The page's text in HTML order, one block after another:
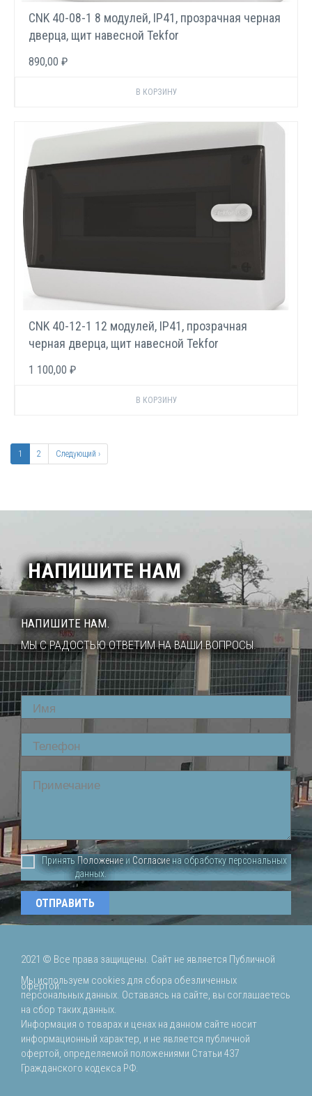
CNK 40-08-1 8 модулей, IP41, прозрачная черная
дверца, щит навесной Tekfor
890,00 ₽
CNK 40-12-1 12 модулей, IP41, прозрачная
черная дверца, щит навесной Tekfor
1 100,00 ₽
Нумерация
страниц
Текущая
страница
1 Page
2
Следующая
страница
Следующий ›
НАПИШИТЕ НАМ
НАПИШИТЕ НАМ.
МЫ С РАДОСТЬЮ ОТВЕТИМ НА ВАШИ ВОПРОСЫ.
Name
Phone
Comment
Принять Положение и Согласие на обработку персональных
данных.
2021 © Все права защищены. Сайт не является Публичной
офертой.
Мы используем cookies для сбора обезличенных
персональных данных. Оставаясь на сайте, вы соглашаетесь
на сбор таких данных.
Информация о товарах и ценах на данном сайте носит
информационный характер, и не является публичной
офертой, определяемой положениями Статьи 437
Гражданского кодекса РФ.